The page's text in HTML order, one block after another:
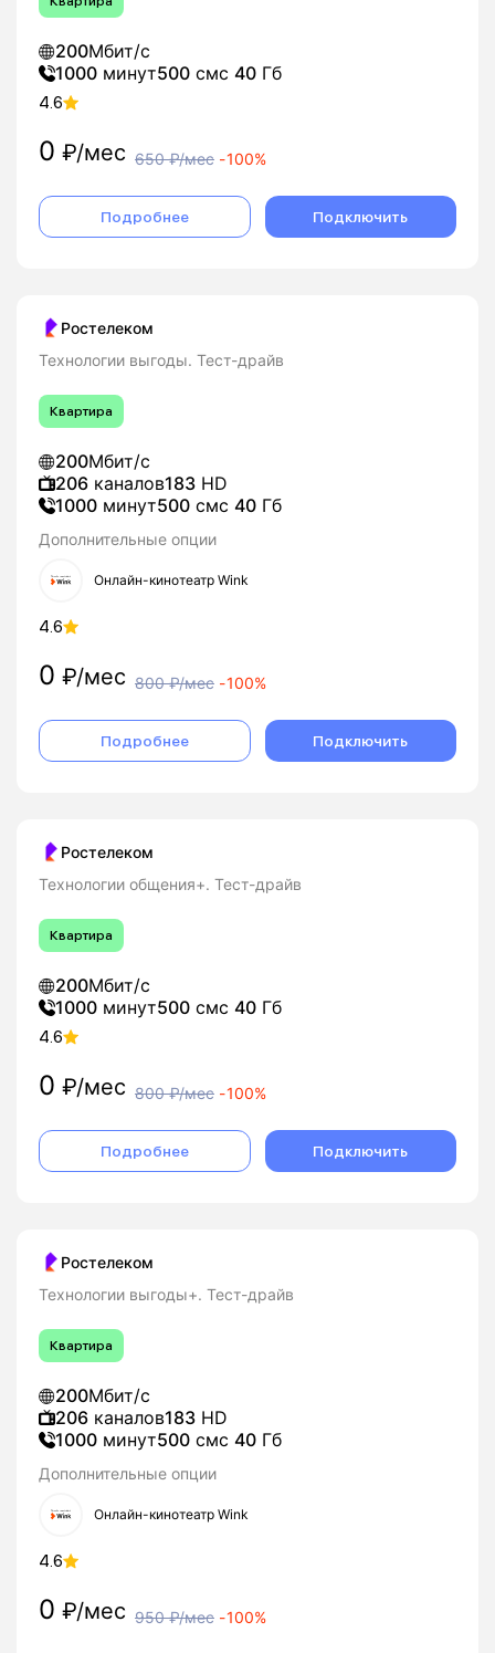
200Мбит/с
1000 минут500 смс 40 Гб
4.6
0 ₽/мес 650₽/мес -100%
Подробнее Подключить
Ростелеком
Технологии выгоды. Тест-драйв
Квартира
200Мбит/с
206 каналов183 HD
1000 минут500 смс 40 Гб
Дополнительные опции
Онлайн-кинотеатр Wink
4.6
0 ₽/мес 800₽/мес -100%
Подробнее Подключить
Ростелеком
Технологии общения+. Тест-драйв
Квартира
200Мбит/с
1000 минут500 смс 40 Гб
4.6
0 ₽/мес 800₽/мес -100%
Подробнее Подключить
Ростелеком
Технологии выгоды+. Тест-драйв
Квартира
200Мбит/с
206 каналов183 HD
1000 минут500 смс 40 Гб
Дополнительные опции
Онлайн-кинотеатр Wink
4.6
0 ₽/мес 950₽/мес -100%